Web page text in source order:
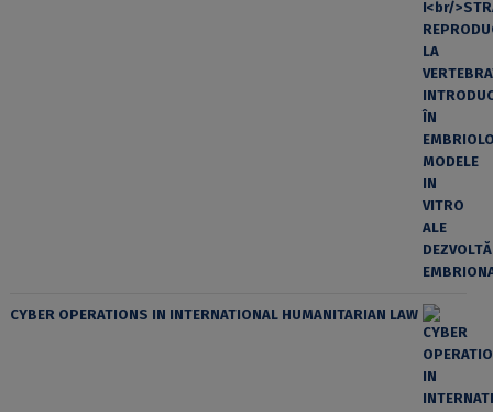
CYBER OPERATIONS IN INTERNATIONAL HUMANITARIAN LAW